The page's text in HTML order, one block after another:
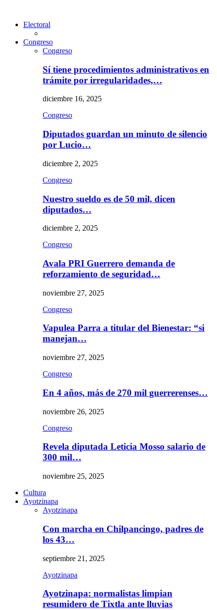
Electoral
Congreso
Congreso
Sí tiene procedimientos administrativos en
trámite por irregularidades,…
diciembre 16, 2025
Congreso
Diputados guardan un minuto de silencio
por Lucio…
diciembre 2, 2025
Congreso
Nuestro sueldo es de 50 mil, dicen
diputados…
diciembre 2, 2025
Congreso
Avala PRI Guerrero demanda de
reforzamiento de seguridad…
noviembre 27, 2025
Congreso
Vapulea Parra a titular del Bienestar: “si
manejan…
noviembre 27, 2025
Congreso
En 4 años, más de 270 mil guerrerenses…
noviembre 26, 2025
Congreso
Revela diputada Leticia Mosso salario de
300 mil…
noviembre 25, 2025
Cultura
Ayotzinapa
Ayotzinapa
Con marcha en Chilpancingo, padres de
los 43…
septiembre 21, 2025
Ayotzinapa
Ayotzinapa: normalistas limpian
resumidero de Tixtla ante lluvias